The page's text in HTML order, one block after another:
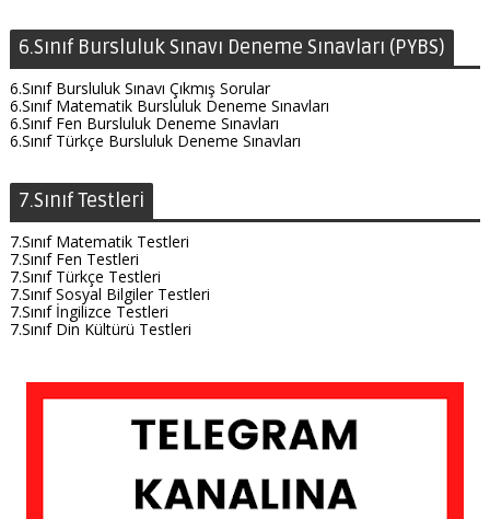
6.Sınıf Bursluluk Sınavı Deneme Sınavları (PYBS)
6.Sınıf Bursluluk Sınavı Çıkmış Sorular
6.Sınıf Matematik Bursluluk Deneme Sınavları
6.Sınıf Fen Bursluluk Deneme Sınavları
6.Sınıf Türkçe Bursluluk Deneme Sınavları
7.Sınıf Testleri
7.Sınıf Matematik Testleri
7.Sınıf Fen Testleri
7.Sınıf Türkçe Testleri
7.Sınıf Sosyal Bilgiler Testleri
7.Sınıf İngilizce Testleri
7.Sınıf Din Kültürü Testleri